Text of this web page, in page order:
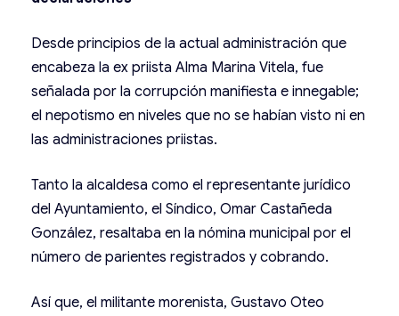
Desde principios de la actual administración que
encabeza la ex priista Alma Marina Vitela, fue
señalada por la corrupción manifiesta e innegable;
el nepotismo en niveles que no se habían visto ni en
las administraciones priistas.
Tanto la alcaldesa como el representante jurídico
del Ayuntamiento, el Síndico, Omar Castañeda
González, resaltaba en la nómina municipal por el
número de parientes registrados y cobrando.
Así que, el militante morenista, Gustavo Oteo